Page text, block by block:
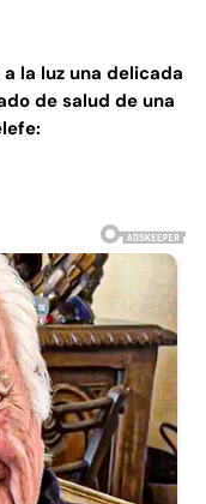
la luz una delicada
de salud de una